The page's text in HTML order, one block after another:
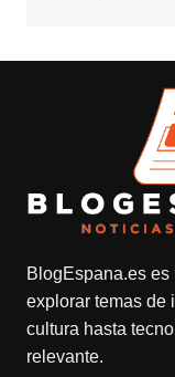
BlogEspana.eses
explorar temas de
cultura hasta
relevante.